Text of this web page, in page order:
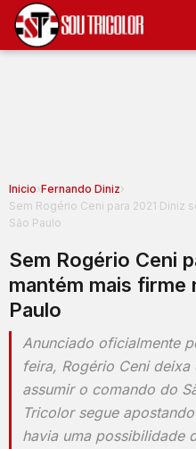
Inicio›Fernando Diniz›
Sem Rogério Ceni para 2021 Diniz
São Paulo
Sem Rogério Ceni
mantém mais firme
Paulo
Anunciado oficialmente
feira, Rogério Ceni
assumir o comando do
Tricolor segue
havia uma possibilidade